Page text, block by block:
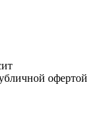
офертой